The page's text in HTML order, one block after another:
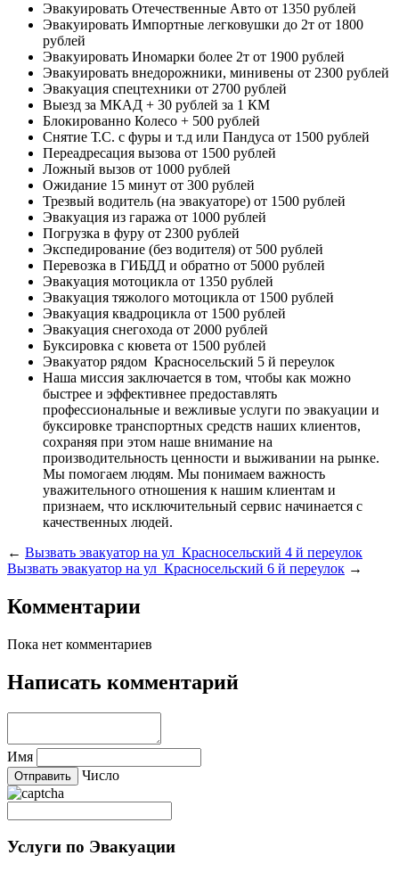
Эвакуировать Отечественные Авто от 1350 рублей
Эвакуировать Импортные легковушки до 2т от 1800
рублей
Эвакуировать Иномарки более 2т от 1900 рублей
Эвакуировать внедорожники, минивены от 2300 рублей
Эвакуация спецтехники от 2700 рублей
Выезд за МКАД + 30 рублей за 1 КМ
Блокированно Колесо + 500 рублей
Снятие Т.С. с фуры и т.д или Пандуса от 1500 рублей
Переадресация вызова от 1500 рублей
Ложный вызов от 1000 рублей
Ожидание 15 минут от 300 рублей
Трезвый водитель (на эвакуаторе) от 1500 рублей
Эвакуация из гаража от 1000 рублей
Погрузка в фуру от 2300 рублей
Экспедирование (без водителя) от 500 рублей
Перевозка в ГИБДД и обратно от 5000 рублей
Эвакуация мотоцикла от 1350 рублей
Эвакуация тяжолого мотоцикла от 1500 рублей
Эвакуация квадроцикла от 1500 рублей
Эвакуация снегохода от 2000 рублей
Буксировка с кювета от 1500 рублей
Эвакуатор рядом Красносельский 5 й переулок
Наша миссия заключается в том, чтобы как можно
быстрее и эффективнее предоставлять
профессиональные и вежливые услуги по эвакуации и
буксировке транспортных средств наших клиентов,
сохраняя при этом наше внимание на
производительность ценности и выживании на рынке.
Мы помогаем людям. Мы понимаем важность
уважительного отношения к нашим клиентам и
признаем, что исключительный сервис начинается с
качественных людей.
← Вызвать эвакуатор на ул Красносельский 4 й переулок
Вызвать эвакуатор на ул Красносельский 6 й переулок →
Комментарии
Пока нет комментариев
Написать комментарий
Имя
Число
Услуги по Эвакуации